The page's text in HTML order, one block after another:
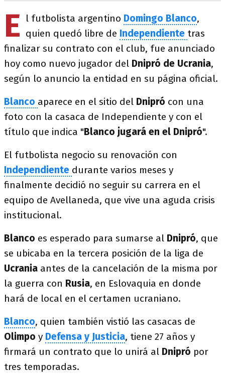
E l futbolista argentino Domingo Blanco,
quien quedó libre de Independiente tras
finalizar su contrato con el club, fue anunciado
hoy como nuevo jugador del Dnipró de Ucrania,
según lo anuncio la entidad en su página oficial.
Blanco aparece en el sitio del Dnipró con una
foto con la casaca de Independiente y con el
título que indica "Blanco jugará en el Dnipró".
El futbolista negocio su renovación con
Independiente durante varios meses y
finalmente decidió no seguir su carrera en el
equipo de Avellaneda, que vive una aguda crisis
institucional.
Blanco es esperado para sumarse al Dnipró, que
se ubicaba en la tercera posición de la liga de
Ucrania antes de la cancelación de la misma por
la guerra con Rusia, en Eslovaquia en donde
hará de local en el certamen ucraniano.
Blanco, quien también vistió las casacas de
Olimpo y Defensa y Justicia, tiene 27 años y
firmará un contrato que lo unirá al Dnipró por
tres temporadas.